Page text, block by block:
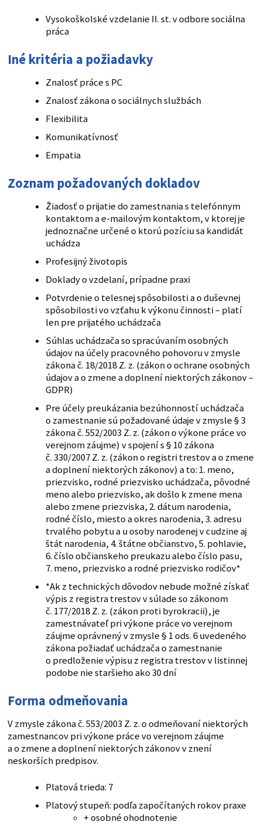
Vysokoškolské vzdelanie II. st. v odbore sociálna
práca
Iné kritéria a požiadavky
Znalosť práce s PC
Znalosť zákona o sociálnych službách
Flexibilita
Komunikatívnosť
Empatia
Zoznam požadovaných dokladov
Žiadosť o prijatie do zamestnania s telefónnym
kontaktom a e-mailovým kontaktom, v ktorej je
jednoznačne určené o ktorú pozíciu sa kandidát
uchádza
Profesijný životopis
Doklady o vzdelaní, prípadne praxi
Potvrdenie o telesnej spôsobilosti a o duševnej
spôsobilosti vo vzťahu k výkonu činnosti – platí
len pre prijatého uchádzača
Súhlas uchádzača so spracúvaním osobných
údajov na účely pracovného pohovoru v zmysle
zákona č. 18/2018 Z. z. (zákon o ochrane osobných
údajov a o zmene a doplnení niektorých zákonov –
GDPR)
Pre účely preukázania bezúhonností uchádzača
o zamestnanie sú požadované údaje v zmysle § 3
zákona č. 552/2003 Z. z. (zákon o výkone práce vo
verejnom záujme) v spojení s § 10 zákona
č. 330/2007 Z. z. (zákon o registri trestov a o zmene
a doplnení niektorých zákonov) a to: 1. meno,
priezvisko, rodné priezvisko uchádzača, pôvodné
meno alebo priezvisko, ak došlo k zmene mena
alebo zmene priezviska, 2. dátum narodenia,
rodné číslo, miesto a okres narodenia, 3. adresu
trvalého pobytu a u osoby narodenej v cudzine aj
štát narodenia, 4. štátne občianstvo, 5. pohlavie,
6. číslo občianskeho preukazu alebo číslo pasu,
7. meno, priezvisko a rodné priezvisko rodičov*
*Ak z technických dôvodov nebude možné získať
výpis z registra trestov v súlade so zákonom
č. 177/2018 Z. z. (zákon proti byrokracii), je
zamestnávateľ pri výkone práce vo verejnom
záujme oprávnený v zmysle § 1 ods. 6 uvedeného
zákona požiadať uchádzača o zamestnanie
o predloženie výpisu z registra trestov v listinnej
podobe nie staršieho ako 30 dní
Forma odmeňovania
V zmysle zákona č. 553/2003 Z. z. o odmeňovaní niektorých
zamestnancov pri výkone práce vo verejnom záujme
a o zmene a doplnení niektorých zákonov v znení
neskorších predpisov.
Platová trieda: 7
Platový stupeň: podľa započítaných rokov praxe
+ osobné ohodnotenie